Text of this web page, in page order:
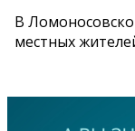
В
местных